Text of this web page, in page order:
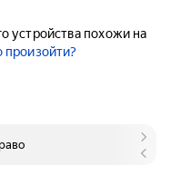
устройства похожи на
произойти?